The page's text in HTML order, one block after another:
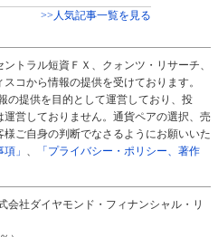
>>人気記事一覧を見る
トラル短資ＦＸ、クォンツ・リサーチ、
コから情報の提供を受けております。
の提供を目的として運営しており、投
営しておりません。通貨ペアの選択、売
ご自身の判断でなさるようにお願いいた
項」
「プライバシー・ポリシー、著作
会社ダイヤモンド・フィナンシャル・リ